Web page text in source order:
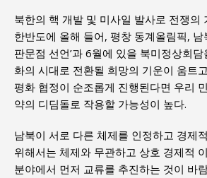
북한의 핵 개발 및 미사일 발사로 전쟁의
한반도에 올해 들어, 평창 동계올림픽, 남
판문점 선언’과 6월에 있을 북미정상회
화의 시대로 전환될 희망의 기운이 움트
평화 협정이 순조롭게 진행된다면 우리
약의 디딤돌로 작용할 가능성이 높다.
남북이 서로 다른 체제를 인정하고 경제
위해서는 체제와 무관하고 상호 경제적
분야에서 먼저 교류를 추진하는 것이 바